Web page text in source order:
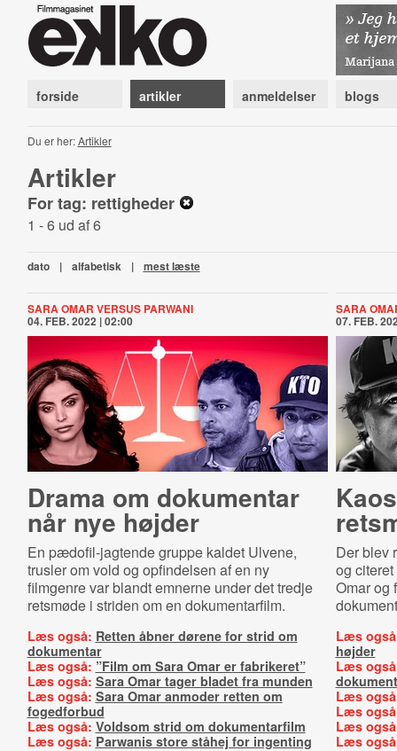
forside artikler anmeldelser blogs
Du er her:Artikler
Artikler
For tag: rettigheder
1 - 6 ud af 6
dato | alfabetisk | mest læste
SARA OMAR VERSUS PARWANI
04. FEB. 2022 | 02:00
Drama om dokumentar
når nye højder
En pædofil-jagtende gruppe kaldet Ulvene,
trusler om vold og opfindelsen af en ny
filmgenre var blandt emnerne under det tredje
retsmøde i striden om en dokumentarfilm.
Læs også: Retten åbner dørene for strid om
dokumentar
Læs også: ”Film om Sara Omar er fabrikeret”
Læs også: Sara Omar tager bladet fra munden
Læs også: Sara Omar anmoder retten om
fogedforbud
Læs også: Voldsom strid om dokumentarfilm
Læs også: Parwanis store ståhej for ingenting
SARA
07. FEB.
Der blev
og
Omar og
Læs
højder
Læs
Læs
Læs
Læs
Læs